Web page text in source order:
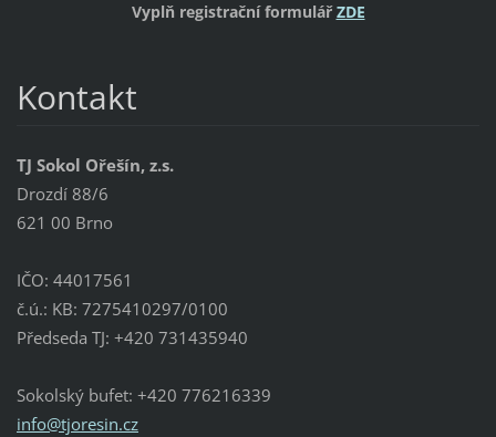
Vyplň registrační formulářZDE
Kontakt
TJ Sokol Ořešín, z.s.
Drozdí 88/6
621 00 Brno
IČO: 44017561
č.ú.: KB: 7275410297/0100
Předseda TJ: +420 731435940
Sokolský bufet: +420 776216339
info@tjoresin.cz